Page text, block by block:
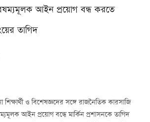
আইন প্রয়োগ বন্ধ করতে
তাগিদ
শিক্ষার্থী ও বিশেষজ্ঞদের সঙ্গে রাজনৈতিক কারসাজি
আইন প্রয়োগ বন্ধে মার্কিন প্রশাসনকে তাগিদ